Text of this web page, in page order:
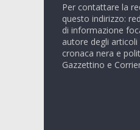
Per contattare la
questo indirizzo:
di informazione
autore degli
cronaca nera e
Gazzettino e